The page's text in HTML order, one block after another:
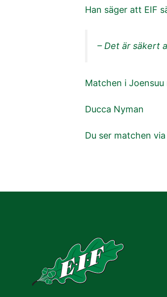
Han säger att EIF
– Det är säkert
Matchen i
Ducca Nyman
Du ser matchen via